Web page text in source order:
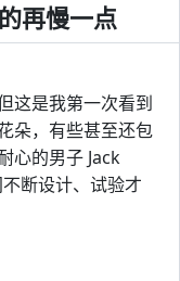
再慢一点
这是我第一次看到
朵，有些甚至还包
心的男子 Jack
断设计、试验才